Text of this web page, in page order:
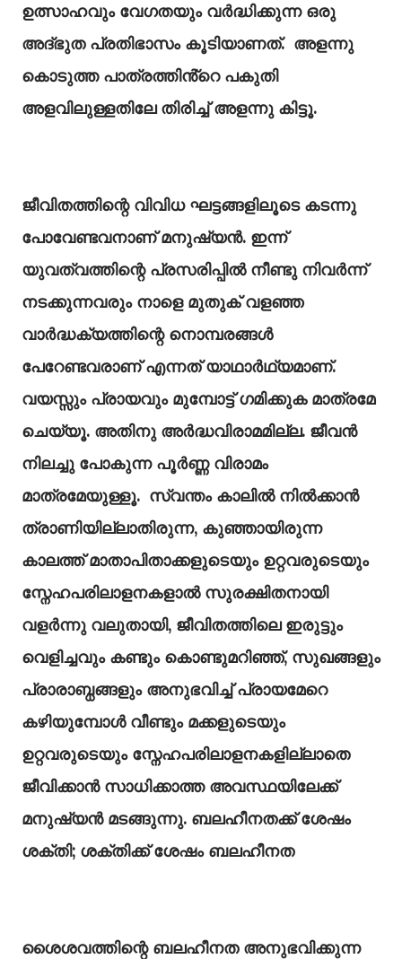
ഉത്സാഹവും വേഗതയും വർദ്ധിക്കുന്ന ഒരു
അദ്ഭുത പ്രതിഭാസം കൂടിയാണത്. അളന്നു
കൊടുത്ത പാത്രത്തിൻ്റെ പകുതി
അളവിലുള്ളതിലേ തിരിച്ച് അളന്നു കിട്ടൂ.
ജീവിതത്തിന്റെ വിവിധ ഘട്ടങ്ങളിലൂടെ കടന്നു
പോവേണ്ടവനാണ് മനുഷ്യൻ. ഇന്ന്
യുവത്വത്തിന്റെ പ്രസരിപ്പിൽ നീണ്ടു നിവർന്ന്
നടക്കുന്നവരും നാളെ മുതുക് വളഞ്ഞ
വാർദ്ധക്യത്തിന്റെ നൊമ്പരങ്ങൾ
പേറേണ്ടവരാണ് എന്നത് യാഥാർഥ്യമാണ്.
വയസ്സും പ്രായവും മുമ്പോട്ട് ഗമിക്കുക മാത്രമേ
ചെയ്യൂ. അതിനു അർദ്ധവിരാമമില്ല. ജീവൻ
നിലച്ചു പോകുന്ന പൂർണ്ണ വിരാമം
മാത്രമേയുള്ളൂ. സ്വന്തം കാലിൽ നിൽക്കാൻ
ത്രാണിയില്ലാതിരുന്ന, കുഞ്ഞായിരുന്ന
കാലത്ത് മാതാപിതാക്കളുടെയും ഉറ്റവരുടെയും
സ്നേഹപരിലാളനകളാൽ സുരക്ഷിതനായി
വളർന്നു വലുതായി, ജീവിതത്തിലെ ഇരുട്ടും
വെളിച്ചവും കണ്ടും കൊണ്ടുമറിഞ്ഞ്, സുഖങ്ങളും
പ്രാരാബ്ധങ്ങളും അനുഭവിച്ച് പ്രായമേറെ
കഴിയുമ്പോൾ വീണ്ടും മക്കളുടെയും
ഉറ്റവരുടെയും സ്നേഹപരിലാളനകളില്ലാതെ
ജീവിക്കാൻ സാധിക്കാത്ത അവസ്ഥയിലേക്ക്
മനുഷ്യൻ മടങ്ങുന്നു. ബലഹീനതക്ക് ശേഷം
ശക്തി; ശക്തിക്ക് ശേഷം ബലഹീനത
ശൈശവത്തിന്റെ ബലഹീനത അനുഭവിക്കുന്ന